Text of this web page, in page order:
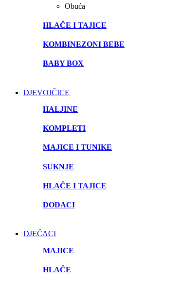
Obuća
HLAČE I TAJICE
KOMBINEZONI BEBE
BABY BOX
DJEVOJČICE
HALJINE
KOMPLETI
MAJICE I TUNIKE
SUKNJE
HLAČE I TAJICE
DODACI
DJEČACI
MAJICE
HLAČE